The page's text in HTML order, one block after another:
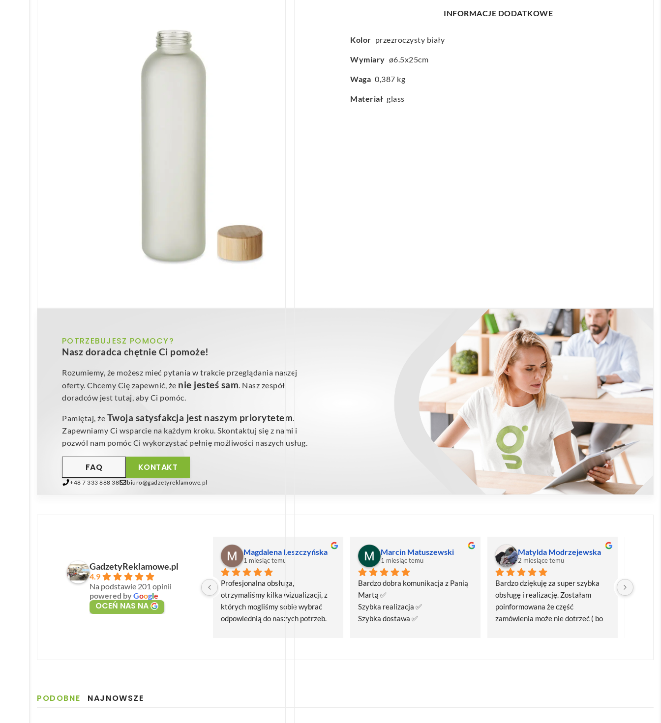
INFORMACJE DODATKOWE
Kolor przezroczysty biały
Wymiary ø6.5x25cm
Waga 0,387 kg
Materiał glass
POTRZEBUJESZ POMOCY?
Nasz doradca chętnie Ci pomoże!
Rozumiemy, że możesz mieć pytania w trakcie przeglądania naszej
oferty. Chcemy Cię zapewnić, że nie jesteś sam. Nasz zespół
doradców jest tutaj, aby Ci pomóc.
Pamiętaj, że Twoja satysfakcja jest naszym priorytetem.
Zapewniamy Ci wsparcie na każdym kroku. Skontaktuj się z nami i
pozwól nam pomóc Ci wykorzystać pełnię możliwości naszych usług.
KONTAKT
FAQ
+48 7 333 888 38 biuro@gadzetyreklamowe.pl
GadzetyReklamowe.pl
4.9
Na podstawie 201 opinii
powered byGoogle
OCEŃ NAS NA
Magdalena Leszczyńska
1 miesiąc temu
Profesjonalna obsługa,
otrzymaliśmy kilka wizualizacji, z
których mogliśmy sobie wybrać
odpowiednią do naszych potrzeb.
Marcin Matuszewski
1 miesiąc temu
Bardzo dobra komunikacja z Panią
Martą ✅
Szybka realizacja ✅
Szybka dostawa ✅
Matylda Modrzejewska
2 miesiące temu
Bardzo dziękuję za super szybka
obsługę i realizację. Zostałam
poinformowana że część
zamówienia może nie dotrzeć ( bo
Bardzo
PODOBNE NAJNOWSZE